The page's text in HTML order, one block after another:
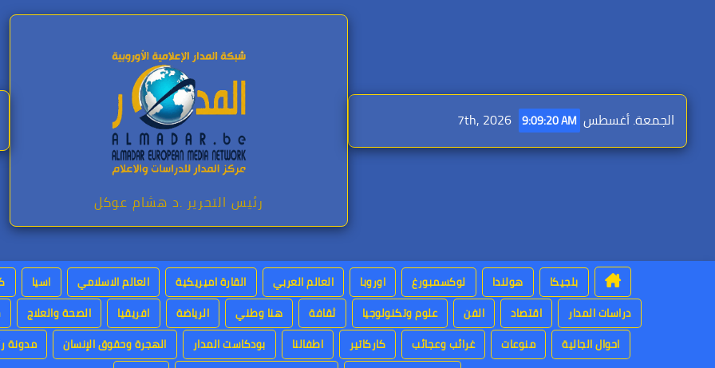
الجمعة. أغسطس 7th, 2026 9:09:22 AM
رئيس التحرير .د هشام عوكل
بلجيكا هولندا لوكسمبورغ اوروبا العالم العربي القارة اميريكية العالم الاسلامي اسيا
دراسات المدار
اقتصاد الفن علوم وتكنولوجيا ثقافة هنا وطني الرياضة افريقيا الصحة والعلاج
احوال الجالية
منوعات غرائب وعجائب كاركاتير اطفالنا بودكاست المدار الهجرة وحقوق الإنسان
مدونة